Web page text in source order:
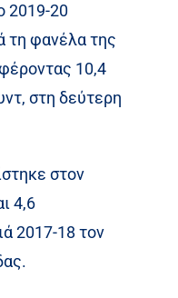
2019-20
τη φανέλα της
10,4
στη δεύτερη
στον
4,6
2017-18 τον